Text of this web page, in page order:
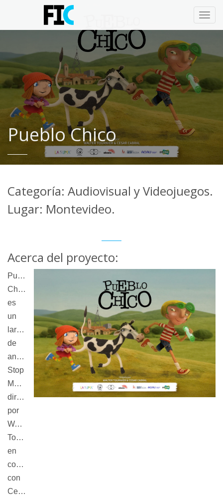
Pueblo Chico
Categoría: Audiovisual y Videojuegos.
Lugar: Montevideo.
Acerca del proyecto:
Pueblo
Chico
es
un
largometraje
de
animación
Stop
Motion
dirigido
por
Walter
Tournier,
en
codirección
con
Cesar